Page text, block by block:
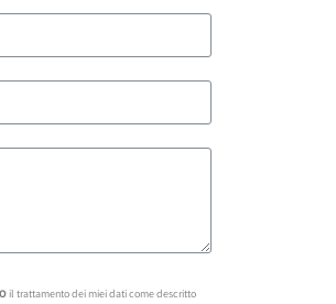
il trattamento dei miei dati come descritto